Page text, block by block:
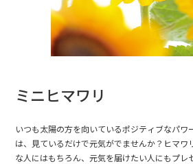
ミニヒマワリ
いつも太陽の方を向いているポジティブなパワ
は、見ているだけで元気がでませんか？ヒマワ
な人にはもちろん、元気を届けたい人にもプレ